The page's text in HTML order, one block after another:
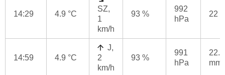
14:29 4.9 °C
SZ,
1
km/h
93 %
992
hPa
22
14:59 4.9 °C
J,
2
km/h
93 %
991
hPa
22.4
mm